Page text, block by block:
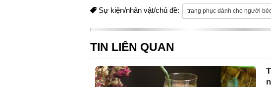
Sự kiện/nhân vật/chủ đề: trang phục dành cho người
TIN LIÊN QUAN